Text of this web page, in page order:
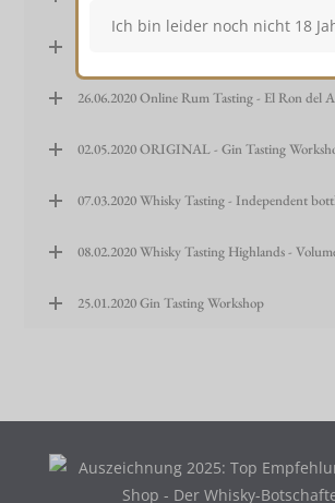
26.06.2020 Online Rum Tasting - El Ron del
02.05.2020 ORIGINAL - Gin Tasting
07.03.2020 Whisky Tasting - Independent
08.02.2020 Whisky Tasting Highlands -
25.01.2020 Gin Tasting Workshop